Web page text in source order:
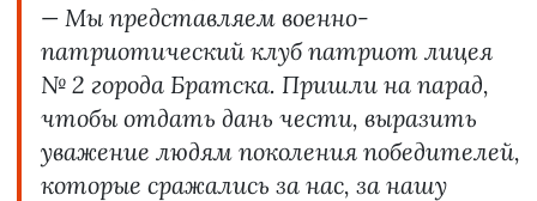
— Мы представляем военно-
патриотический клуб патриот лицея
№ 2 города Братска. Пришли на парад,
чтобы отдать дань чести, выразить
уважение людям поколения победителей,
которые сражались за нас, за нашу